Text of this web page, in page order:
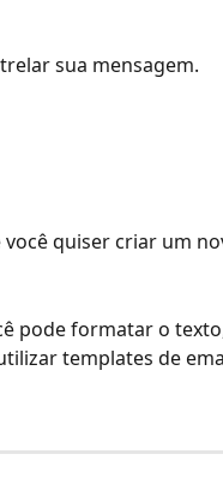
sua mensagem.
quiser criar um
pode formatar o
templates de